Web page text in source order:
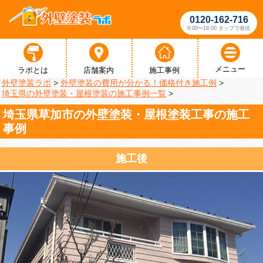
0120-162-716
9:00〜18:00 タップで発信
ラボとは 店舗案内 施工事例 メニュー
外壁塗装ラボ > 外壁塗装の費用が分かる！価格付き施工例 >
埼玉県の外壁塗装・屋根塗装の施工事例一覧 >
埼玉県草加市の外壁塗装・屋根塗装工事の施工
事例
施工後